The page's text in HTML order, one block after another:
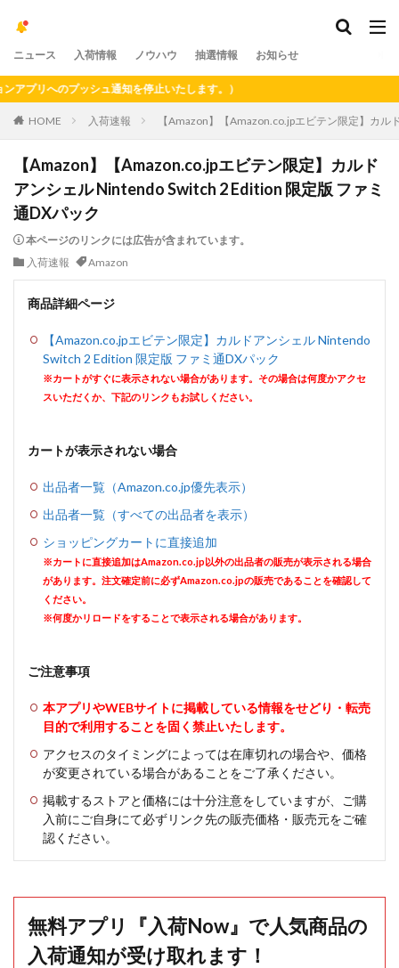
ニュース 入荷情報 ノウハウ 抽選情報 お知らせ
へのプッシュ通知を停止いたします。）
HOME 入荷速報 【Amazon】【Amazon.co.jpエビテン限定】カ
【Amazon】【Amazon.co.jpエビテン限定】カルド
アンシェル Nintendo Switch 2 Edition 限定版 ファミ
通DXパック
本ページのリンクには広告が含まれています。
入荷速報
Amazon
商品詳細ページ
【Amazon.co.jpエビテン限定】カルドアンシェル Nintendo
Switch 2 Edition 限定版 ファミ通DXパック
※カートがすぐに表示されない場合があります。その場合は何度かアクセ
スいただくか、下記のリンクもお試しください。
カートが表示されない場合
出品者一覧（Amazon.co.jp優先表示）
出品者一覧（すべての出品者を表示）
ショッピングカートに直接追加
※カートに直接追加はAmazon.co.jp以外の出品者の販売が表示される場合
があります。注文確定前に必ずAmazon.co.jpの販売であることを確認して
ください。
※何度かリロードをすることで表示される場合があります。
ご注意事項
本アプリやWEBサイトに掲載している情報をせどり・転売
目的で利用することを固く禁止いたします。
アクセスのタイミングによっては在庫切れの場合や、価格
が変更されている場合があることをご了承ください。
掲載するストアと価格には十分注意をしていますが、ご購
入前にご自身にて必ずリンク先の販売価格・販売元をご確
認ください。
無料アプリ『入荷Now』で人気商品の
入荷通知が受け取れます！